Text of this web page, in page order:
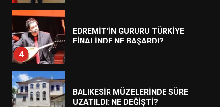
4
EDREMİT’İN GURURU TÜRKİYE
FİNALİNDE NE BAŞARDI?
BALIKESİR MÜZELERİNDE SÜRE
UZATILDI: NE DEĞİŞTİ?